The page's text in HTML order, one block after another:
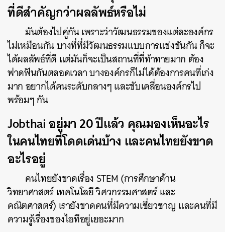
ที่ดีสำคัญกว่าผลลัพธ์หรือไม่
มันต้องไปคู่กัน เพราะว่าวัฒนธรรมของแต่ละองค์กร
ไม่เหมือนกัน บางที่ที่มีวัฒนธรรมแบบการแข่งขันกัน ก็จะ
ได้ผลลัพธ์ที่ดี แต่มันก็จะเป็นสถานที่ที่ท้าทายมาก ต้อง
ฟาดฟันกันตลอดเวลา บางองค์กรก็ไม่ได้ต้องการคนที่เก่ง
มาก อยากได้คนระดับกลางๆ และขับเคลื่อนองค์กรไป
พร้อมๆ กัน
Jobthai อยู่มา 20 ปีแล้ว คุณมองเห็นอะไร
ในคนไทยที่โดดเด่นบ้าง และคนไทยยังขาด
อะไรอยู่
คนไทยยังขาดเรื่อง STEM (การศึกษาด้าน
วิทยาศาสตร์ เทคโนโลยี วิศวกรรมศาสตร์ และ
คณิตศาสตร์) เรายังขาดคนที่มีความเชี่ยวชาญ และคนที่มี
ความรู้เรื่องของไอทีอยู่เยอะมาก